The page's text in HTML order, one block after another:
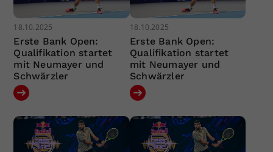
18.10.2025
Erste Bank Open:
Qualifikation startet
mit Neumayer und
Schwärzler
18.10.2025
Erste Bank Open:
Qualifikation startet
mit Neumayer und
Schwärzler